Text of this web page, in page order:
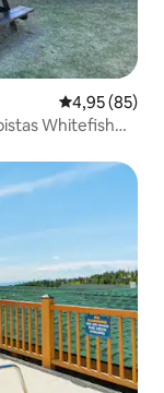
Classificação
4,95 (85)
Whitefish